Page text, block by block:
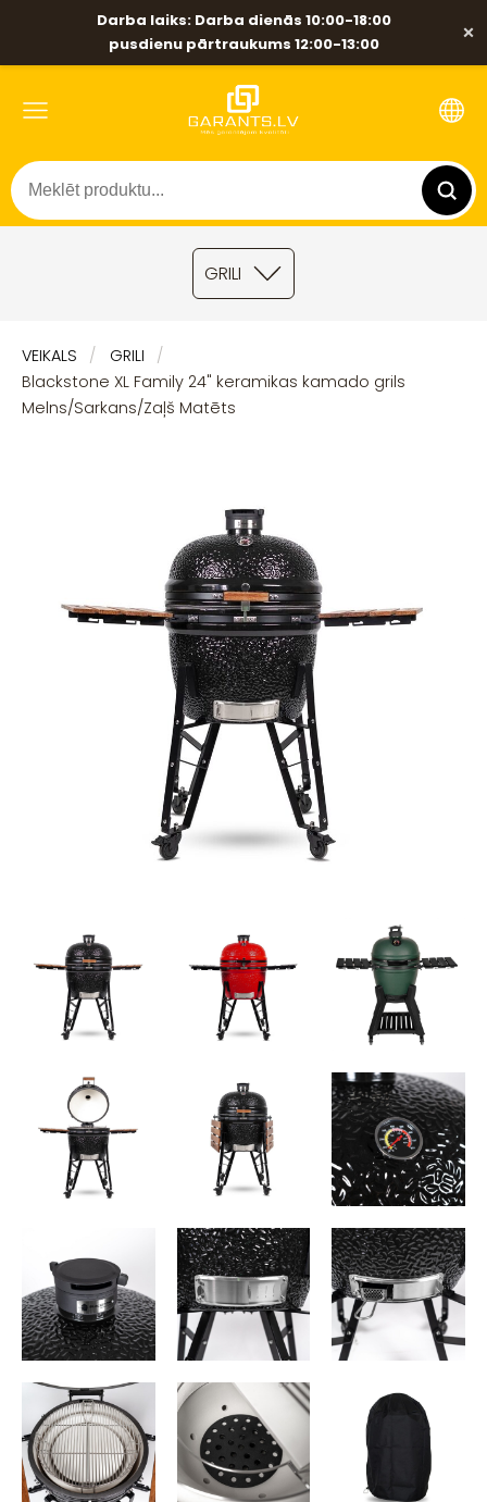
Darba laiks: Darba dienās 10:00-18:00
pusdienu pārtraukums 12:00-13:00
×
GRILI
VEIKALS
GRILI
Blackstone XL Family 24" keramikas kamado grils
Melns/Sarkans/Zaļš Matēts